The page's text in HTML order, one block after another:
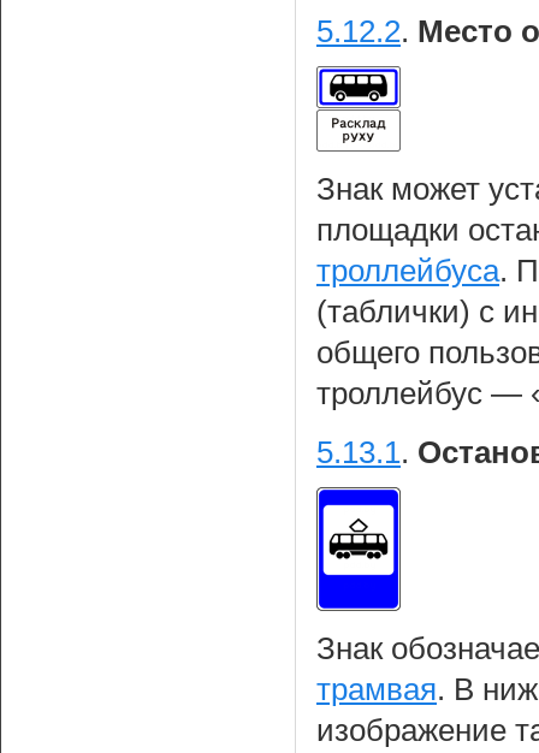
5.12.2. Место
Знак может
площадки
троллейбуса.
(таблички) с
общего
троллейбус —
5.13.1.
Знак
трамвая. В
изображение